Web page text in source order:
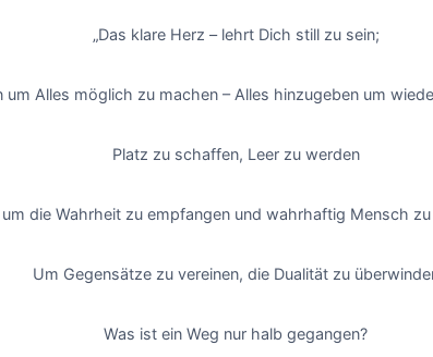
„Das klare Herz – lehrt Dich still zu sein;
um Alles möglich zu machen – Alles hinzugeben um
Platz zu schaffen, Leer zu werden
um die Wahrheit zu empfangen und wahrhaftig Mensch zu
Um Gegensätze zu vereinen, die Dualität zu
Was ist ein Weg nur halb gegangen?